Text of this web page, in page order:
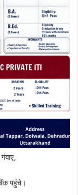
पहुंचे।